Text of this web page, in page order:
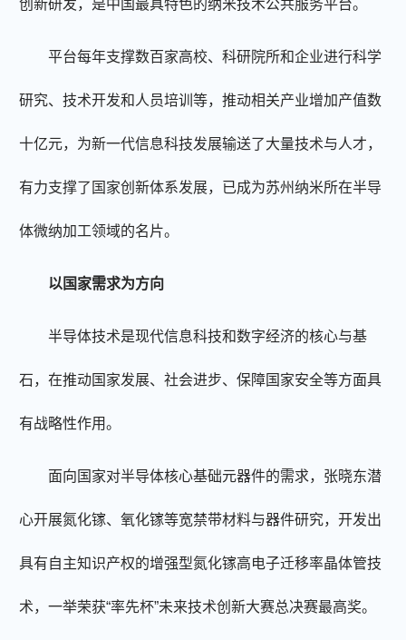
创新研发，是中国最具特色的纳米技术公共服务平台。
平台每年支撑数百家高校、科研院所和企业进行科学
研究、技术开发和人员培训等，推动相关产业增加产值数
十亿元，为新一代信息科技发展输送了大量技术与人才，
有力支撑了国家创新体系发展，已成为苏州纳米所在半导
体微纳加工领域的名片。
以国家需求为方向
半导体技术是现代信息科技和数字经济的核心与基
石，在推动国家发展、社会进步、保障国家安全等方面具
有战略性作用。
面向国家对半导体核心基础元器件的需求，张晓东潜
心开展氮化镓、氧化镓等宽禁带材料与器件研究，开发出
具有自主知识产权的增强型氮化镓高电子迁移率晶体管技
术，一举荣获“率先杯”未来技术创新大赛总决赛最高奖。